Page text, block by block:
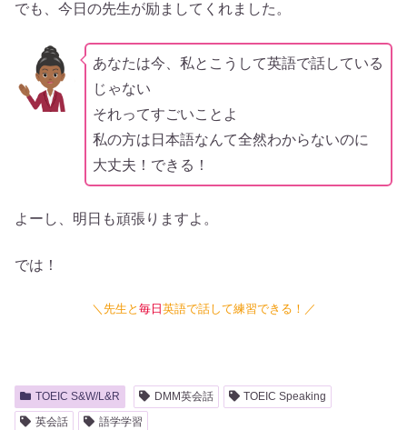
でも、今日の先生が励ましてくれました。
あなたは今、私とこうして英語で話している
じゃない
それってすごいことよ
私の方は日本語なんて全然わからないのに
大丈夫！できる！
よーし、明日も頑張りますよ。
では！
＼先生と 毎日 英語で話して練習できる！／
TOEIC S&W/L&R DMM英会話
TOEIC Speaking
英会話
語学学習